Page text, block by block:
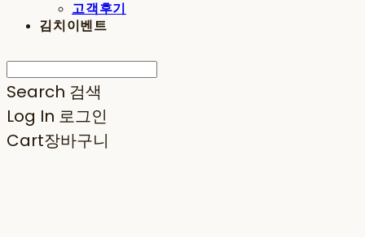
고객후기
김치이벤트
Search 검색
Log In 로그인
Cart장바구니